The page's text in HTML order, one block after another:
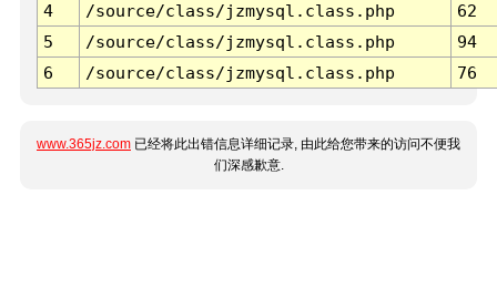
4
/source/class/jzmysql.class.php
62
5
/source/class/jzmysql.class.php
94
6
/source/class/jzmysql.class.php 76
www.365jz.com 已经将此出错信息详细记录, 由此给您带来的访问不便我
们深感歉意.